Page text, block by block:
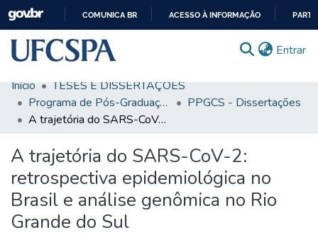
CONTEÚDO
COMUNICA BR ACESSO À INFORMAÇÃO
Entrar
Comunidades & Coleções
Busca Facetada
Estatísticas
Autoarquivamento
Sobre o RI-UFCSPA
Início
TESES E DISSERTAÇÕES
Programa de Pós-Graduação em Ciências da Saúde
PPGCS - Dissertações
A trajetória do SARS-CoV-2: retrospectiva epidemiológica no Brasil e análise genômica no Rio Grande do Sul
A trajetória do SARS-CoV-2:
retrospectiva epidemiológica no
Brasil e análise genômica no Rio
Grande do Sul